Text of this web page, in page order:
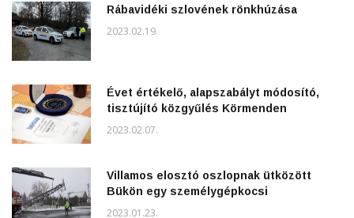
Rábavidéki szlovének rönkhúzása
2023.02.19.
Évet értékelő, alapszabályt módosító,
tisztújító közgyűlés Körmenden
2023.02.07.
Villamos elosztó oszlopnak ütközött
Bükön egy személygépkocsi
2023.01.23.